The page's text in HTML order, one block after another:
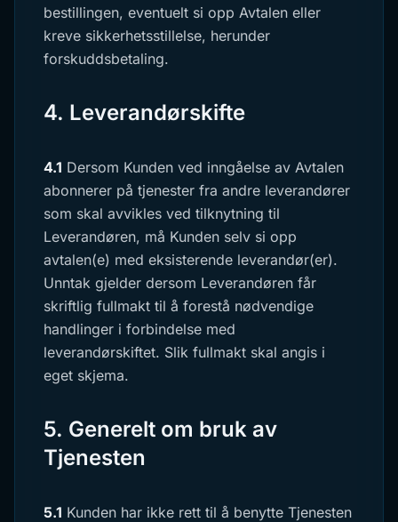
bestillingen, eventuelt si opp Avtalen eller
kreve sikkerhetsstillelse, herunder
forskuddsbetaling.
4. Leverandørskifte
4.1 Dersom Kunden ved inngåelse av Avtalen
abonnerer på tjenester fra andre leverandører
som skal avvikles ved tilknytning til
Leverandøren, må Kunden selv si opp
avtalen(e) med eksisterende leverandør(er).
Unntak gjelder dersom Leverandøren får
skriftlig fullmakt til å forestå nødvendige
handlinger i forbindelse med
leverandørskiftet. Slik fullmakt skal angis i
eget skjema.
5. Generelt om bruk av
Tjenesten
5.1 Kunden har ikke rett til å benytte Tjenesten